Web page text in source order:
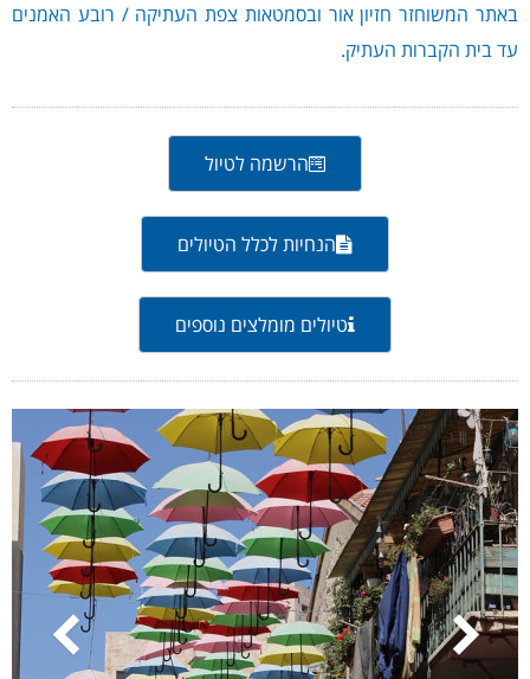
באתר המשוחזר חזיון אור ובסמטאות צפת העתיקה / רובע האמנים
עד בית הקברות העתיק.
הרשמה לטיול
הנחיות לכלל הטיולים
טיולים מומלצים נוספים